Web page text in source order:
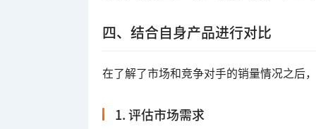
四、结合自身产品进行对比
在了解了市场和竞争对手的销量情况之后
1. 评估市场需求